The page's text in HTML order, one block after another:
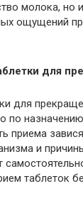
молока, но
ощущений
для
для
по
приема
и
таблеток